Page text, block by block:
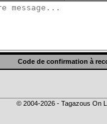
Code de confirmation à
© 2004-2026 - Tagazous On